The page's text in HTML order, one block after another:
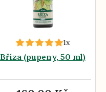
1x
Bříza (pupeny, 50 ml)